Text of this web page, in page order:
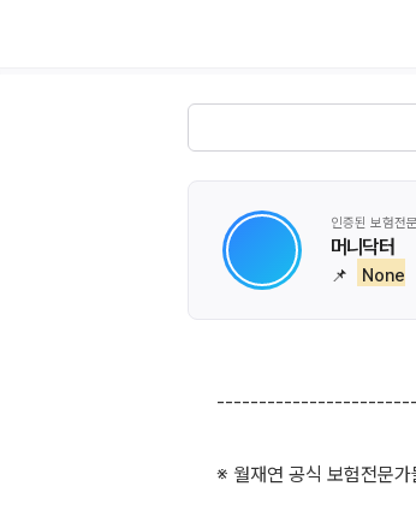
인증된 보험전
머니닥터
📌 None
※ 월재연 공식 보험전문